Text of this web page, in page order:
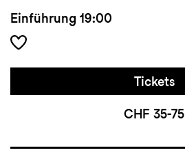
Einführung 19:00
Tickets
CHF 35-75